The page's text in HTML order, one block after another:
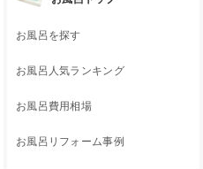
お風呂を探す
お風呂人気ランキング
お風呂費用相場
お風呂リフォーム事例